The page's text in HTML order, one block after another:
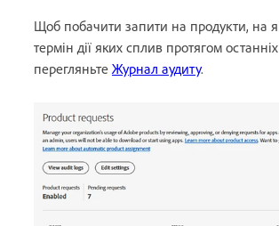
Щоб побачити запити на продукти, на
термін дії яких сплив протягом
перегляньте Журнал аудиту.